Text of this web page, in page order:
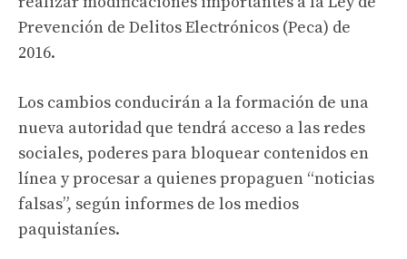
Prevención de Delitos Electrónicos (Peca) de
2016.
Los cambios conducirán a la formación de una
nueva autoridad que tendrá acceso a las redes
sociales, poderes para bloquear contenidos en
línea y procesar a quienes propaguen “noticias
falsas”, según informes de los medios
paquistaníes.